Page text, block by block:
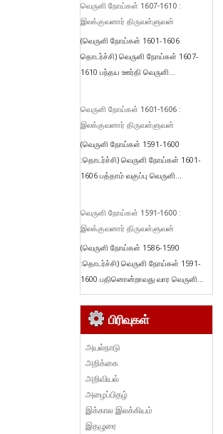
வெருளி நோய்கள் 1607-1610 :
இலக்குவனார் திருவள்ளுவன்
(வெருளி நோய்கள் 1601-1606
தொடர்ச்சி) வெருளி நோய்கள் 1607-
1610 பந்தய ஊர்தி வெருளி...
வெருளி நோய்கள் 1601-1606 :
இலக்குவனார் திருவள்ளுவன்
(வெருளி நோய்கள் 1591-1600
:தொடர்ச்சி) வெருளி நோய்கள் 1601-
1606 பத்தாம் வகுப்பு வெருளி...
வெருளி நோய்கள் 1591-1600 :
இலக்குவனார் திருவள்ளுவன்
(வெருளி நோய்கள் 1586-1590
:தொடர்ச்சி) வெருளி நோய்கள் 1591-
1600 பதினொன்றாவது வார வெருளி...
பிரிவுகள்
அயல்நாடு
அறிக்கை
அறிவியல்
அழைப்பிதழ்
இக்கால இலக்கியம்
இதழுரை